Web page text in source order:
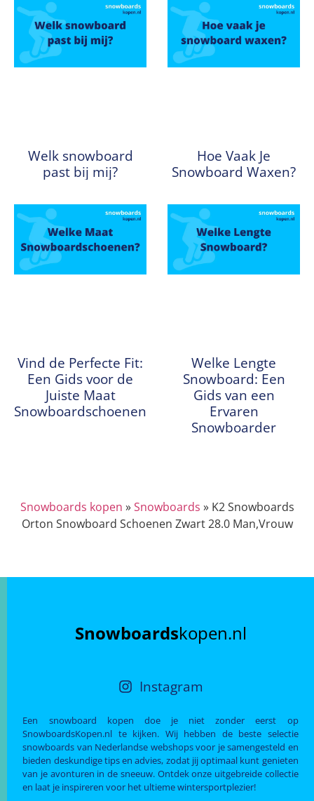
Welk snowboard
past bij mij?
Hoe Vaak Je
Snowboard Waxen?
Vind de Perfecte Fit:
Een Gids voor de
Juiste Maat
Snowboardschoenen
Welke Lengte
Snowboard: Een
Gids van een
Ervaren
Snowboarder
Snowboards kopen »Snowboards » K2 Snowboards
Orton Snowboard Schoenen Zwart 28.0 Man,Vrouw
Snowboardskopen.nl
Instagram
Een snowboard kopen doe je niet zonder eerst op
SnowboardsKopen.nl te kijken. Wij hebben de beste selectie
snowboards van Nederlandse webshops voor je samengesteld en
bieden deskundige tips en advies, zodat jij optimaal kunt genieten
van je avonturen in de sneeuw. Ontdek onze uitgebreide collectie
en laat je inspireren voor het ultieme wintersportplezier!